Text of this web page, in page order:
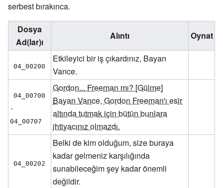
serbest bırakınca.
Dosya
Ad(lar)ı
Alıntı Oynat
04_00200
Etkileyici bir iş çıkardınız, Bayan
Vance.
04_00700
-
04_00707
Gordon... Freeman mı? [Gülme]
Bayan Vance, Gordon Freeman'ı esir
altında tutmak için bütün bunlara
ihtiyacınız olmazdı.
04_00202
Belki de kim olduğum, size buraya
kadar gelmeniz karşılığında
sunabileceğim şey kadar önemli
değildir.